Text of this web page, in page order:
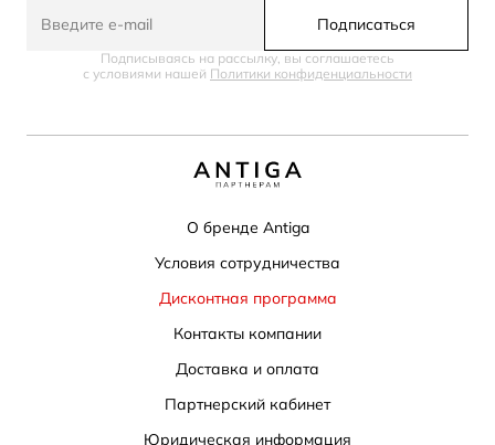
Подписаться
Подписываясь на рассылку, вы соглашаетесь
с условиями нашей Политики конфиденциальности
О бренде Antiga
Условия сотрудничества
Дисконтная программа
Контакты компании
Доставка и оплата
Партнерский кабинет
Юридическая информация